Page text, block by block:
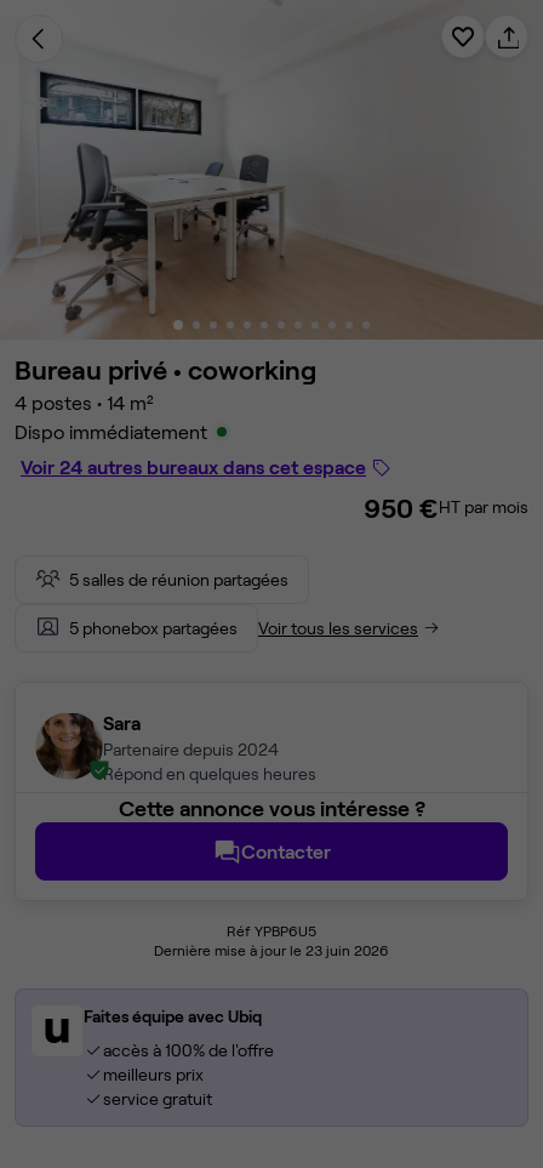
Bureau privé • coworking
4 postes • 14 m²
Dispo immédiatement
Voir 24 autres bureaux dans cet espace
950 €HT par mois
5 salles de réunion partagées
5 phonebox partagées Voir tous les services
Sara
Partenaire depuis 2024
Répond en quelques heures
Cette annonce vous intéresse ?
Contacter
Réf YPBP6U5
Dernière mise à jour le 23 juin 2026
Faites équipe avec Ubiq
accès à 100% de l'offre
meilleurs prix
service gratuit